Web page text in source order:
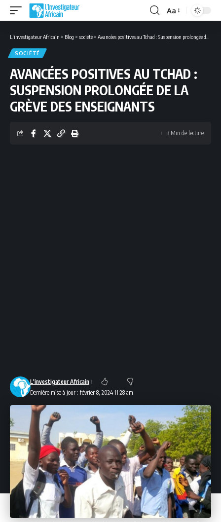
Font
Aa
L'investigateur Africain > Blog > société > Avancées positives au Tchad : Suspension prolongée de la grève des enseignants
SOCIÉTÉ
AVANCÉES POSITIVES AU TCHAD :
SUSPENSION PROLONGÉE DE LA
GRÈVE DES ENSEIGNANTS
Dernière mise à jour : février 8, 2024 11:28 am
L'investigateur Africain
3 Min de lecture